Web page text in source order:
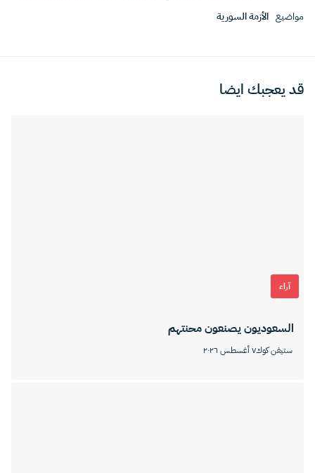
مواضيع الأزمة السورية
قد يعجبك ايضا
آراء
السعوديون يصنعون محنتهم
ستيفن كوك٧ أغسطس ٢٠٢٦